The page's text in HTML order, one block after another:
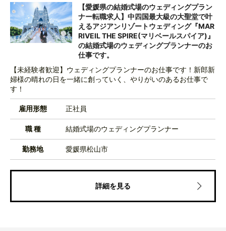
【愛媛県の結婚式場のウェディングプラン
ナー転職求人】中四国最大級の大聖堂で叶
えるアジアンリゾートウェディング『MAR
RIVEIL THE SPIRE(マリベールスパイア)』
の結婚式場のウェディングプランナーのお
仕事です。
【未経験者歓迎】ウェディングプランナーのお仕事です！新郎新
婦様の晴れの日を一緒に創っていく、やりがいのあるお仕事で
す！
雇用形態 正社員
職 種 結婚式場のウェディングプランナー
勤務地 愛媛県松山市
詳細を見る